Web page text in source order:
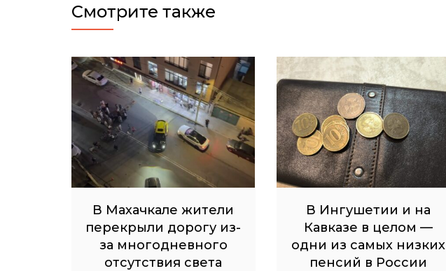
Смотрите также
В Махачкале жители
перекрыли дорогу из-
за многодневного
отсутствия света
В Ингушетии и на
Кавказе в целом —
одни из самых низких
пенсий в России